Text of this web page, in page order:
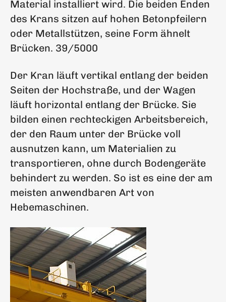
Material installiert wird. Die beiden Enden
des Krans sitzen auf hohen Betonpfeilern
oder Metallstützen, seine Form ähnelt
Brücken. 39/5000
Der Kran läuft vertikal entlang der beiden
Seiten der Hochstraße, und der Wagen
läuft horizontal entlang der Brücke. Sie
bilden einen rechteckigen Arbeitsbereich,
der den Raum unter der Brücke voll
ausnutzen kann, um Materialien zu
transportieren, ohne durch Bodengeräte
behindert zu werden. So ist es eine der am
meisten anwendbaren Art von
Hebemaschinen.